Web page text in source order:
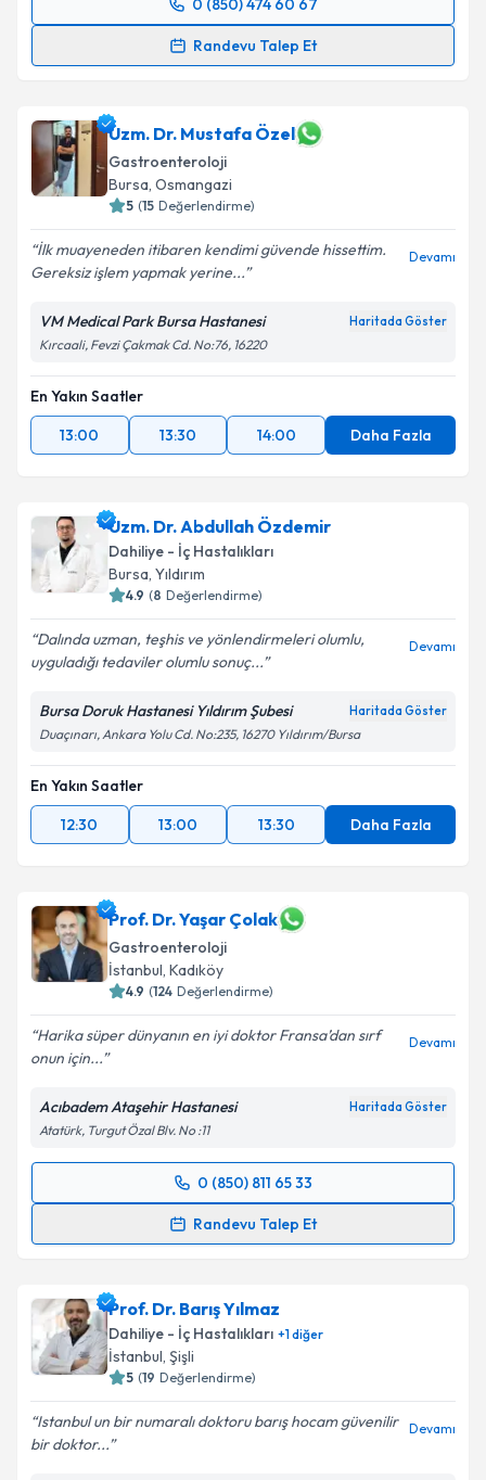
Takvim Talebini Gönder
0 (850) 474 60 67
Randevu Talep Et
Randevu Takvimi Talebi
takvim hazırlandığında e-posta ile bilgilendireceğiz.
E-posta Adresiniz
Kişisel verilerimin işlenmesine ilişkin
kapsamda işlenmesini kabul ediyorum.
Uzm. Dr. Mustafa Özel
Gastroenteroloji
Bursa, Osmangazi
5 (15 Değerlendirme)
İlk muayeneden itibaren kendimi güvende hissettim.
Gereksiz işlem yapmak yerine...
Devamı
VM Medical Park Bursa Hastanesi Haritada Göster
Kırcaali, Fevzi Çakmak Cd. No:76, 16220
En Yakın Saatler
13:00
13:30 14:00 Daha Fazla
Uzm. Dr. Abdullah Özdemir
Dahiliye - İç Hastalıkları
Bursa, Yıldırım
4.9 (8 Değerlendirme)
Dalında uzman, teşhis ve yönlendirmeleri olumlu,
uyguladığı tedaviler olumlu sonuç...
Devamı
Bursa Doruk Hastanesi Yıldırım Şubesi Haritada Göster
Duaçınarı, Ankara Yolu Cd. No:235, 16270 Yıldırım/Bursa
En Yakın Saatler
12:30
13:00 13:30 Daha Fazla
Prof. Dr. Yaşar Çolak
Gastroenteroloji
İstanbul, Kadıköy
4.9 (124 Değerlendirme)
Harika süper dünyanın en iyi doktor Fransa’dan sırf
onun için...
Devamı
Acıbadem Ataşehir Hastanesi Haritada Göster
Atatürk, Turgut Özal Blv. No :11
0 (850) 811 65 33
Randevu Talep Et
Randevu Takvimi Talebi
takvim hazırlandığında e-posta ile bilgilendireceğiz.
E-posta Adresiniz
Prof. Dr. Barış Yılmaz
Dahiliye - İç Hastalıkları +1diğer
İstanbul, Şişli
5 (19 Değerlendirme)
Istanbul un bir numaralı doktoru barış hocam güvenilir
bir doktor...
Devamı